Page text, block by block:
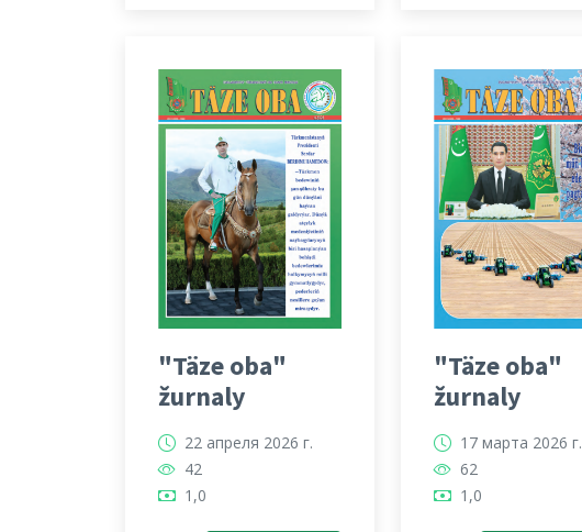
"Täze oba"
žurnaly
22 апреля 2026 г.
42
1,0
"Täze oba"
žurnaly
17 марта 2026 г.
62
1,0